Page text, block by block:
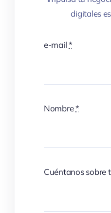
digitales
e-mail*
Nombre*
Cuéntanos sobre